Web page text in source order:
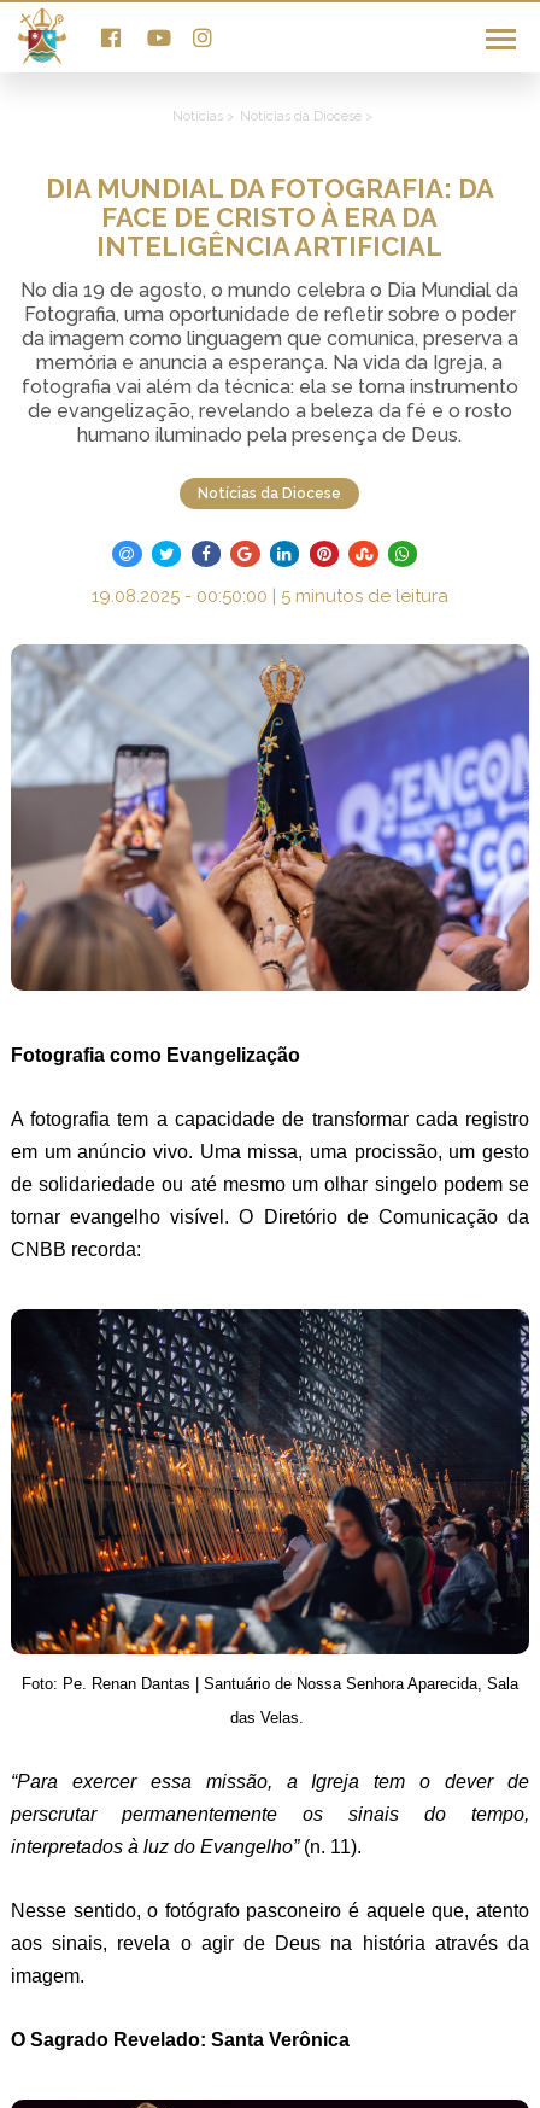
Notícias > Notícias da Diocese >
DIA MUNDIAL DA FOTOGRAFIA: DA
FACE DE CRISTO À ERA DA
INTELIGÊNCIA ARTIFICIAL
No dia 19 de agosto, o mundo celebra o Dia Mundial da
Fotografia, uma oportunidade de refletir sobre o poder
da imagem como linguagem que comunica, preserva a
memória e anuncia a esperança. Na vida da Igreja, a
fotografia vai além da técnica: ela se torna instrumento
de evangelização, revelando a beleza da fé e o rosto
humano iluminado pela presença de Deus.
Notícias da Diocese
19.08.2025 - 00:50:00 | 5 minutos de leitura
Fotografia como Evangelização
A fotografia tem a capacidade de transformar cada registro
em um anúncio vivo. Uma missa, uma procissão, um gesto
de solidariedade ou até mesmo um olhar singelo podem se
tornar evangelho visível. O Diretório de Comunicação da
CNBB recorda:
Foto: Pe. Renan Dantas | Santuário de Nossa Senhora Aparecida, Sala
das Velas.
“Para exercer essa missão, a Igreja tem o dever de
perscrutar permanentemente os sinais do tempo,
interpretados à luz do Evangelho”(n. 11).
Nesse sentido, o fotógrafo pasconeiro é aquele que, atento
aos sinais, revela o agir de Deus na história através da
imagem.
O Sagrado Revelado: Santa Verônica